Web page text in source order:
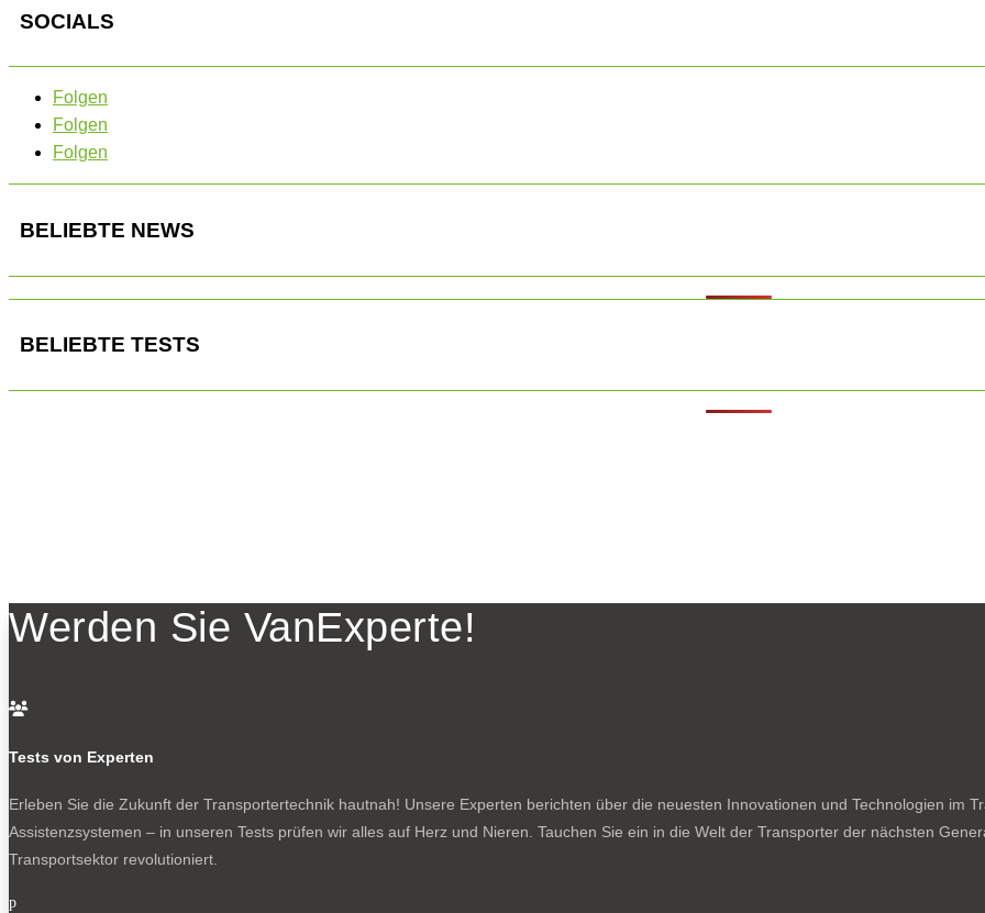
SOCIALS
Folgen
Folgen
Folgen
BELIEBTE NEWS
BELIEBTE TESTS
Werden Sie VanExperte!

Tests von Experten
Erleben Sie die Zukunft der Transportertechnik hautnah! Unsere Experten berichten über die neuesten Innovationen und Technologien im
Assistenzsystemen – in unseren Tests prüfen wir alles auf Herz und Nieren. Tauchen Sie ein in die Welt der Transporter der nächsten
Transportsektor revolutioniert.
p